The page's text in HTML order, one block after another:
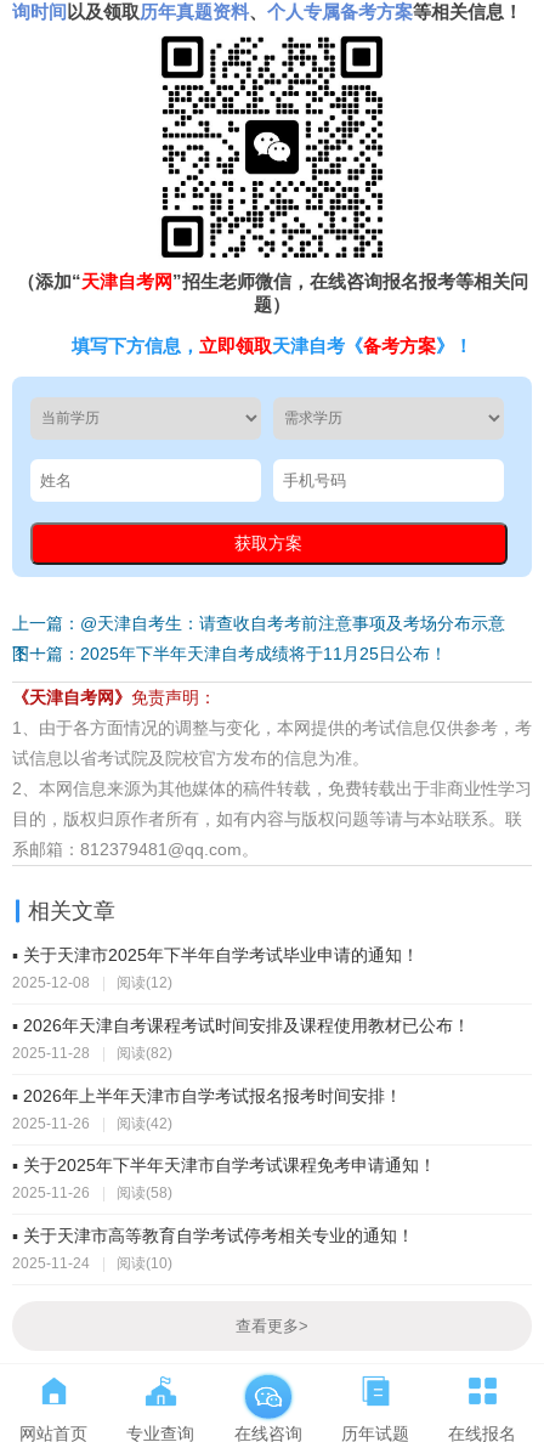
询时间 以及领取历年真题资料、 个人专属备考方案等相关信息！
（添加“天津自考网”招生老师微信，在线咨询报名报考等相关问
题）
填写下方信息， 立即领取天津自考《备考方案》！
上一篇：@天津自考生：请查收自考考前注意事项及考场分布示意
图！
下一篇：2025年下半年天津自考成绩将于11月25日公布！
《天津自考网》 免责声明：
1、由于各方面情况的调整与变化，本网提供的考试信息仅供参考，考
试信息以省考试院及院校官方发布的信息为准。
2、本网信息来源为其他媒体的稿件转载，免费转载出于非商业性学习
目的，版权归原作者所有，如有内容与版权问题等请与本站联系。联
系邮箱：812379481@qq.com。
相关文章
▪ 关于天津市2025年下半年自学考试毕业申请的通知！
2025-12-08 阅读(12)
▪ 2026年天津自考课程考试时间安排及课程使用教材已公布！
2025-11-28 阅读(82)
▪ 2026年上半年天津市自学考试报名报考时间安排！
2025-11-26 | 阅读(42)
▪ 关于2025年下半年天津市自学考试课程免考申请通知！
2025-11-26 阅读(58)
▪ 关于天津市高等教育自学考试停考相关专业的通知！
2025-11-24 阅读(10)
查看更多>
网站首页 专业查询 在线咨询 历年试题 在线报名